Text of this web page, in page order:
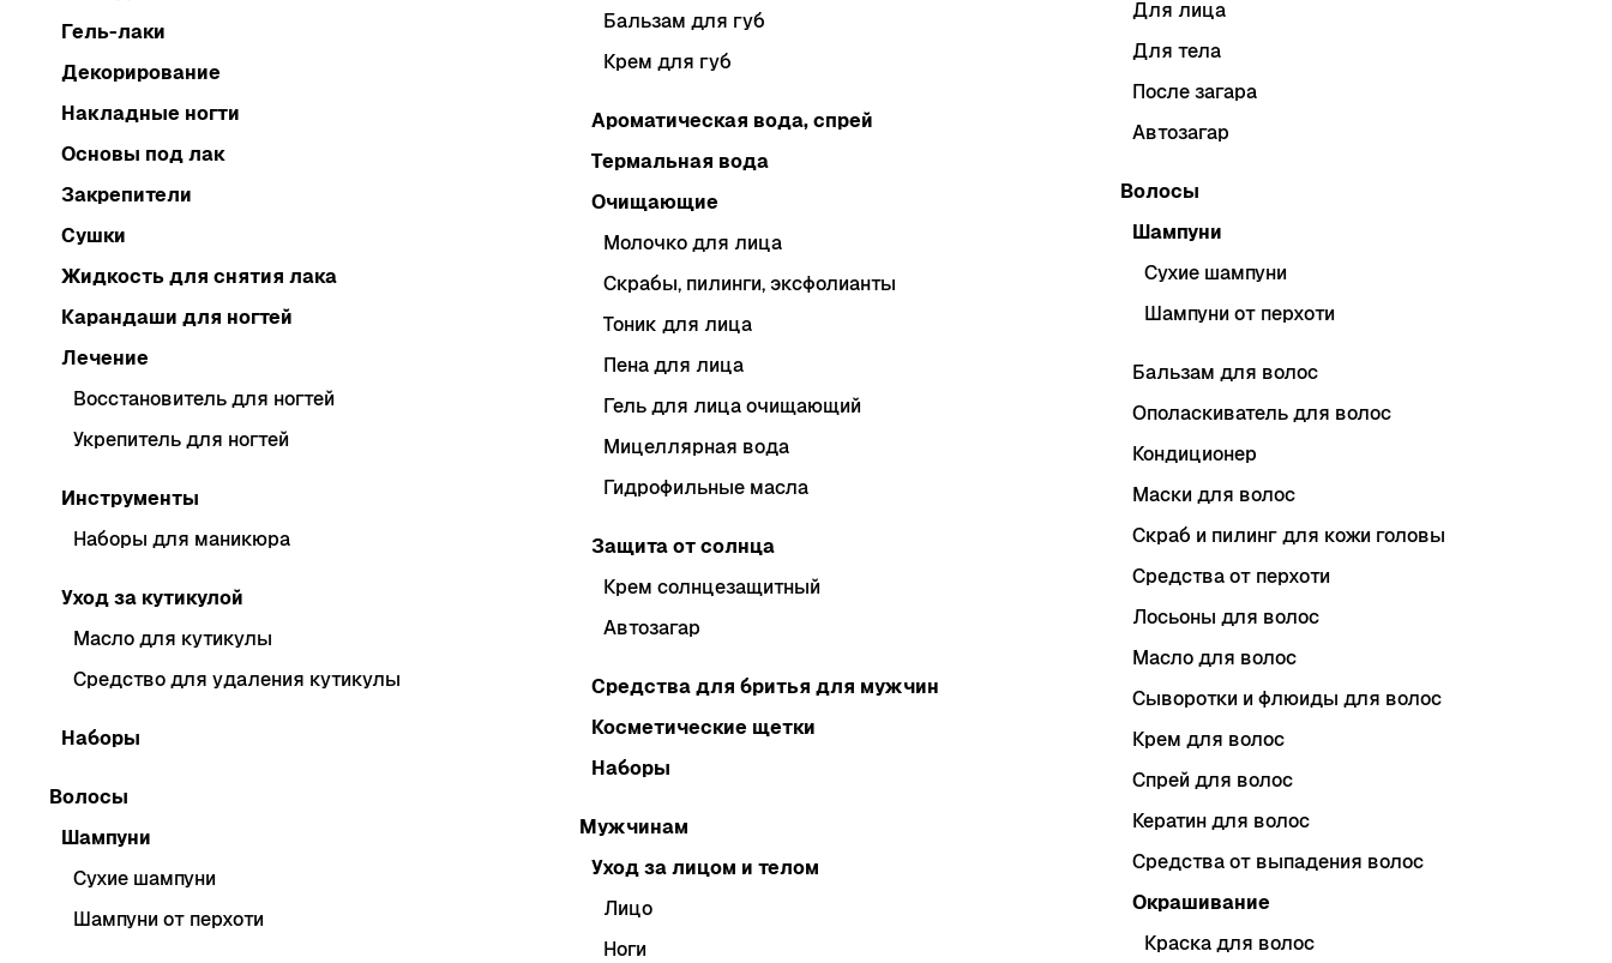
Гель-лаки
Декорирование
Накладные ногти
Основы под лак
Закрепители
Сушки
Жидкость для снятия лака
Карандаши для ногтей
Лечение
Восстановитель для ногтей
Укрепитель для ногтей
Инструменты
Наборы для маникюра
Уход за кутикулой
Масло для кутикулы
Средство для удаления кутикулы
Наборы
Волосы
Шампуни
Сухие шампуни
Шампуни от перхоти
Бальзам для губ
Крем для губ
Ароматическая вода, спрей
Термальная вода
Очищающие
Молочко для лица
Скрабы, пилинги, эксфолианты
Тоник для лица
Пена для лица
Гель для лица очищающий
Мицеллярная вода
Гидрофильные масла
Защита от солнца
Крем солнцезащитный
Автозагар
Средства для бритья для мужчин
Косметические щетки
Наборы
Мужчинам
Уход за лицом и телом
Лицо
Ноги
Для лица
Для тела
После загара
Автозагар
Волосы
Шампуни
Сухие шампуни
Шампуни от перхоти
Бальзам для волос
Ополаскиватель для волос
Кондиционер
Маски для волос
Скраб и пилинг для кожи головы
Средства от перхоти
Лосьоны для волос
Масло для волос
Сыворотки и флюиды для волос
Крем для волос
Спрей для волос
Кератин для волос
Средства от выпадения волос
Окрашивание
Краска для волос